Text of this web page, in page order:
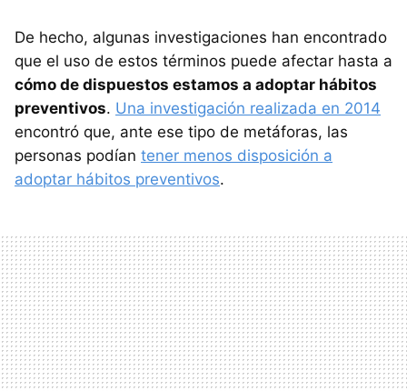
De hecho, algunas investigaciones han encontrado
que el uso de estos términos puede afectar hasta a
cómo de dispuestos estamos a adoptar hábitos
preventivos. Una investigación realizada en 2014
encontró que, ante ese tipo de metáforas, las
personas podían tener menos disposición a
adoptar hábitos preventivos.